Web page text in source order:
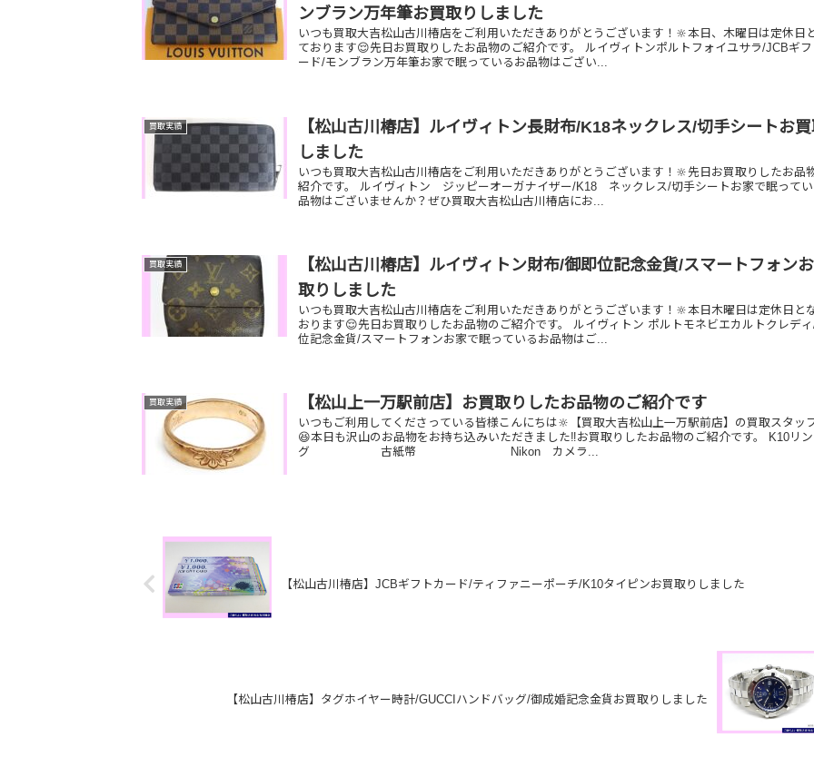
ンブラン万年筆お買取りしました
いつも買取大吉松山古川椿店をご利用いただきありがとうございます！🔆本日、木曜日は定休日
ております😌先日お買取りしたお品物のご紹介です。 ルイヴィトンポルトフォイユサラ/JCBギ
ード/モンブラン万年筆お家で眠っているお品物はござい...
買取実績
【松山古川椿店】ルイヴィトン長財布/K18ネックレス/切手シートお
しました
いつも買取大吉松山古川椿店をご利用いただきありがとうございます！🔆先日お買取りしたお品
紹介です。 ルイヴィトン ジッピーオーガナイザー/K18 ネックレス/切手シートお家で眠って
品物はございませんか？ぜひ買取大吉松山古川椿店にお...
買取実績
【松山古川椿店】ルイヴィトン財布/御即位記念金貨/スマートフォン
取りしました
いつも買取大吉松山古川椿店をご利用いただきありがとうございます！🔆本日木曜日は定休日と
おります😌先日お買取りしたお品物のご紹介です。 ルイヴィトン ポルトモネビエカルトクレデ
位記念金貨/スマートフォンお家で眠っているお品物はご...
買取実績 【松山上一万駅前店】お買取りしたお品物のご紹介です
いつもご利用してくださっている皆様こんにちは🔆【買取大吉松山上一万駅前店】の買取スタッ
😆本日も沢山のお品物をお持ち込みいただきました‼️お買取りしたお品物のご紹介です。 K10リン
グ 古紙幣 Nikon カメラ...
【松山古川椿店】JCBギフトカード/ティファニーポーチ/K10タイピンお買取りしました
【松山古川椿店】タグホイヤー時計/GUCCIハンドバッグ/御成婚記念金貨お買取りしました